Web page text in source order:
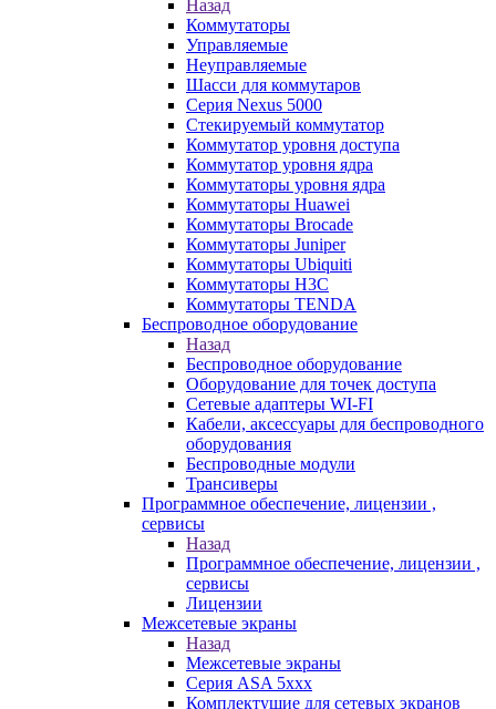
Назад
Коммутаторы
Управляемые
Неуправляемые
Шасси для коммутаров
Серия Nexus 5000
Стекируемый коммутатор
Коммутатор уровня доступа
Коммутатор уровня ядра
Коммутаторы уровня ядра
Коммутаторы Huawei
Коммутаторы Brocade
Коммутаторы Juniper
Коммутаторы Ubiquiti
Коммутаторы H3C
Коммутаторы TENDA
Беспроводное оборудование
Назад
Беспроводное оборудование
Оборудование для точек доступа
Сетевые адаптеры WI-FI
Кабели, аксессуары для беспроводного
оборудования
Беспроводные модули
Трансиверы
Программное обеспечение, лицензии ,
сервисы
Назад
Программное обеспечение, лицензии ,
сервисы
Лицензии
Межсетевые экраны
Назад
Межсетевые экраны
Серия ASA 5xxx
Комплектущие для сетевых экранов